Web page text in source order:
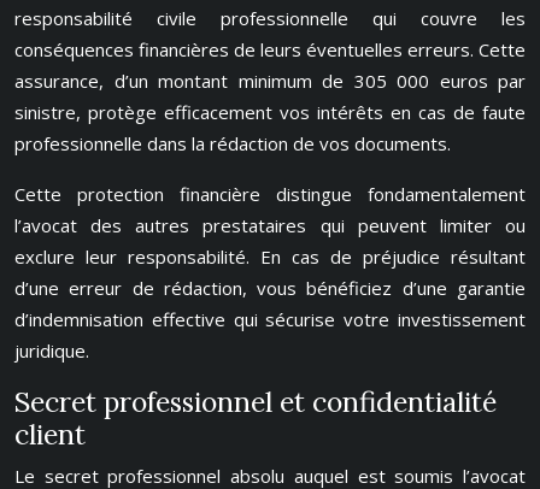
responsabilité civile professionnelle qui couvre les
conséquences financières de leurs éventuelles erreurs. Cette
assurance, d’un montant minimum de 305 000 euros par
sinistre, protège efficacement vos intérêts en cas de faute
professionnelle dans la rédaction de vos documents.
Cette protection financière distingue fondamentalement
l’avocat des autres prestataires qui peuvent limiter ou
exclure leur responsabilité. En cas de préjudice résultant
d’une erreur de rédaction, vous bénéficiez d’une garantie
d’indemnisation effective qui sécurise votre investissement
juridique.
Secret professionnel et confidentialité
client
Le secret professionnel absolu auquel est soumis l’avocat